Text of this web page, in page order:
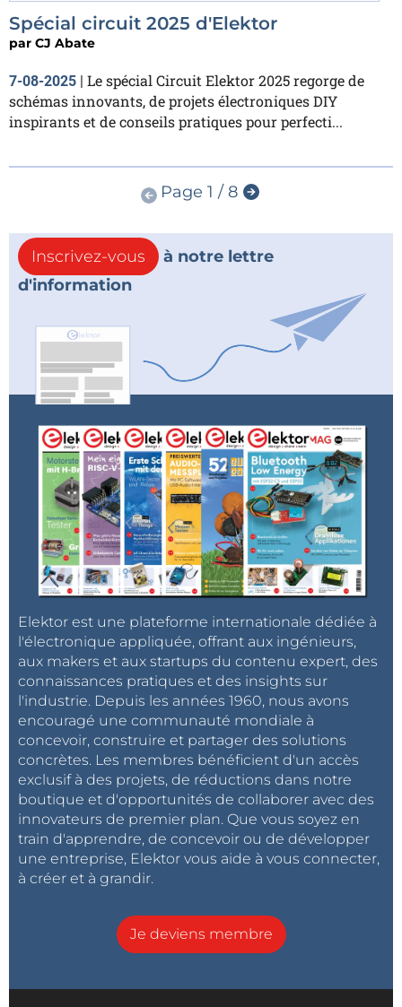
Spécial circuit 2025 d'Elektor
par CJ Abate
7-08-2025
Le spécial Circuit Elektor 2025 regorge de
schémas innovants, de projets électroniques DIY
inspirants et de conseils pratiques pour perfecti...
Page 1 / 8
Inscrivez-vous
à notre lettre
d'information
Elektor est une plateforme internationale dédiée à
l'électronique appliquée, offrant aux ingénieurs,
aux makers et aux startups du contenu expert, des
connaissances pratiques et des insights sur
l'industrie. Depuis les années 1960, nous avons
encouragé une communauté mondiale à
concevoir, construire et partager des solutions
concrètes. Les membres bénéficient d'un accès
exclusif à des projets, de réductions dans notre
boutique et d'opportunités de collaborer avec des
innovateurs de premier plan. Que vous soyez en
train d'apprendre, de concevoir ou de développer
une entreprise, Elektor vous aide à vous connecter,
à créer et à grandir.
Je deviens membre